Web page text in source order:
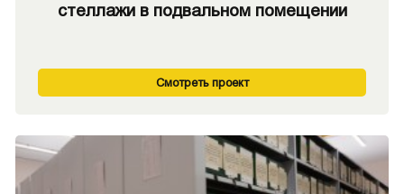
стеллажи в подвальном помещении
Смотреть проект